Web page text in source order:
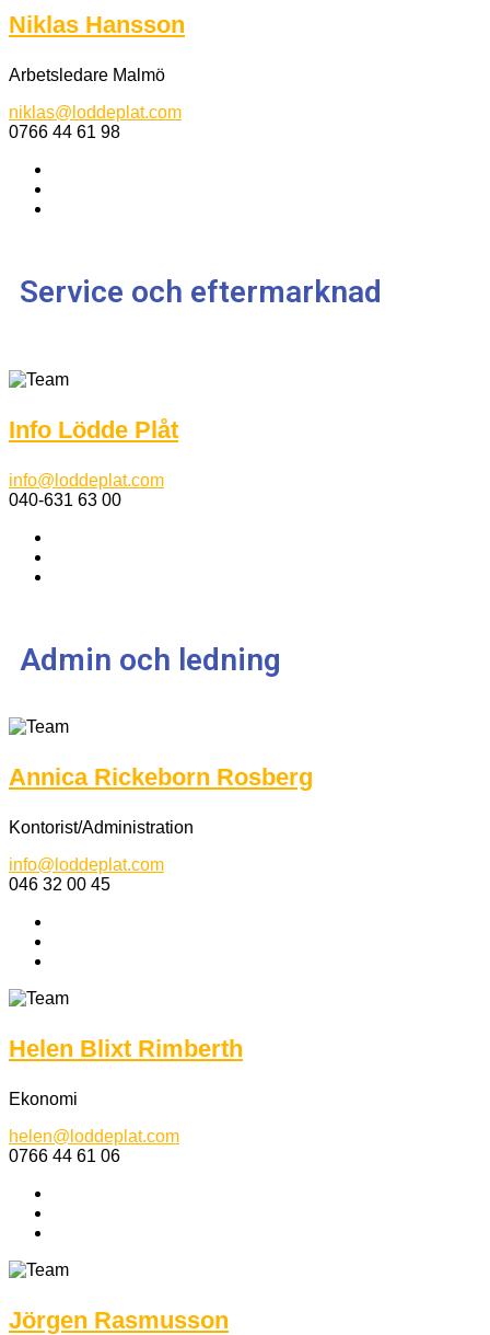
Niklas Hansson
Arbetsledare Malmö
niklas@loddeplat.com
0766 44 61 98
Service och eftermarknad
Info Lödde Plåt
info@loddeplat.com
040-631 63 00
Admin och ledning
Annica Rickeborn Rosberg
Kontorist/Administration
info@loddeplat.com
046 32 00 45
Helen Blixt Rimberth
Ekonomi
helen@loddeplat.com
0766 44 61 06
Jörgen Rasmusson